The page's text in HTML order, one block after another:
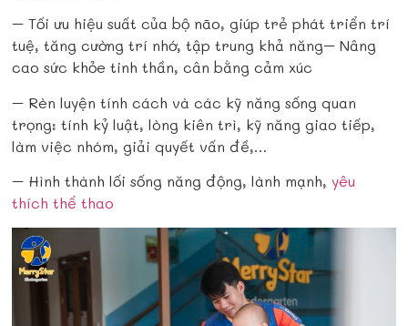
– Tối ưu hiệu suất của bộ não, giúp trẻ phát triển trí
tuệ, tăng cường trí nhớ, tập trung khả năng– Nâng
cao sức khỏe tinh thần, cân bằng cảm xúc
– Rèn luyện tính cách và các kỹ năng sống quan
trọng: tính kỷ luật, lòng kiên trì, kỹ năng giao tiếp,
làm việc nhóm, giải quyết vấn đề,…
– Hình thành lối sống năng động, lành mạnh,yêu
thích thể thao